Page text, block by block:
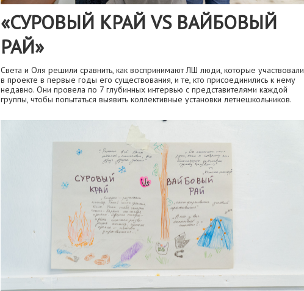
«СУРОВЫЙ КРАЙ VS ВАЙБОВЫЙ
РАЙ»
Света и Оля решили сравнить, как воспринимают ЛШ люди, которые участвовали
в проекте в первые годы его существования, и те, кто присоединились к нему
недавно. Они провела по 7 глубинных интервью с представителями каждой
группы, чтобы попытаться выявить коллективные установки летнешкольников.